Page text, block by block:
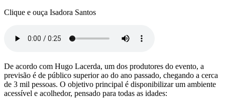
Clique e ouça Isadora Santos
De acordo com Hugo Lacerda, um dos produtores do evento, a
previsão é de público superior ao do ano passado, chegando a cerca
de 3 mil pessoas. O objetivo principal é disponibilizar um ambiente
acessível e acolhedor, pensado para todas as idades: